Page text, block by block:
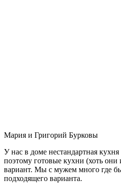
Мария и Григорий Бурковы
У нас в доме нестандартная
поэтому готовые кухни (хоть
вариант. Мы с мужем много где
подходящего варианта.